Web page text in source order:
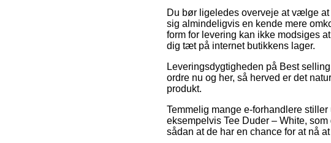
Du bør ligeledes overveje at vælge
sig almindeligvis en kende mere
form for levering kan ikke modsiges
dig tæt på internet butikkens lager.
Leveringsdygtigheden på Best
ordre nu og her, så herved er det
produkt.
Temmelig mange e-forhandlere
eksempelvis Tee Duder – White,
sådan at de har en chance for at nå